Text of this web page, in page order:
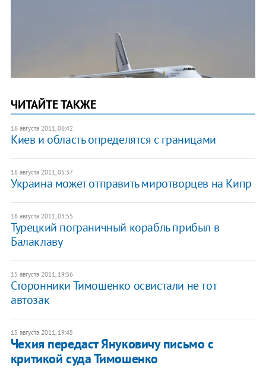
ЧИТАЙТЕ ТАКЖЕ
16 августа 2011, 06:42
Киев и область определятся с границами
16 августа 2011, 05:37
Украина может отправить миротворцев на Кипр
16 августа 2011, 03:55
​Турецкий пограничный корабль прибыл в
Балаклаву
15 августа 2011, 19:56
Сторонники Тимошенко освистали не тот
автозак
15 августа 2011, 19:45
Чехия передаст Януковичу письмо с
критикой суда Тимошенко